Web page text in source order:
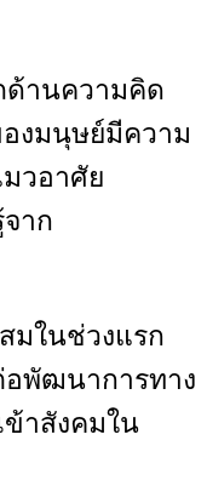
ด้านความคิด
งมนุษย์มีความ
วอาศัย
าก
มในช่วงแรก
พัฒนาการทาง
ข้าสังคมใน